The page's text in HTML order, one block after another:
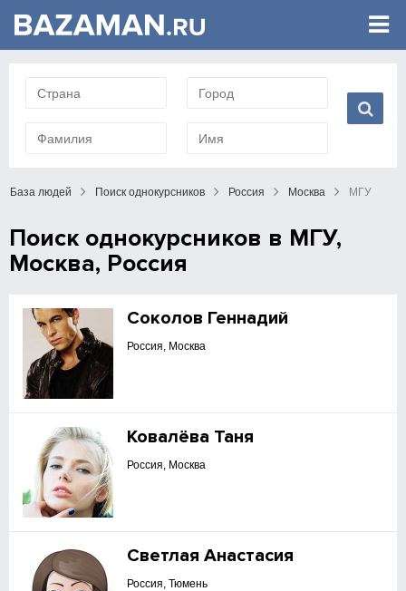
База людей Поиск однокурсников Россия Москва МГУ
Поиск однокурсников в МГУ,
Москва, Россия
Соколов Геннадий
Россия, Москва
Ковалёва Таня
Россия, Москва
Светлая Анастасия
Россия, Тюмень